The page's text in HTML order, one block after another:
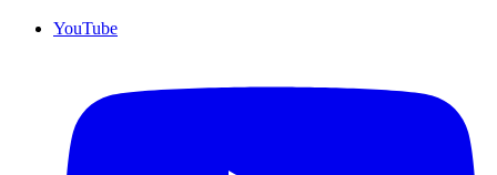
YouTube